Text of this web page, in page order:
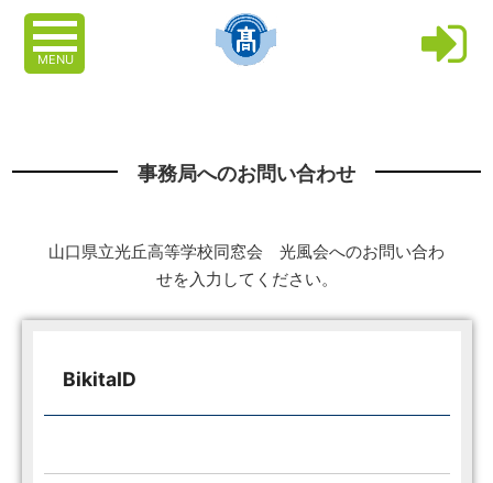
MENU
事務局へのお問い合わせ
山口県立光丘高等学校同窓会 光風会へのお問い合わ
せを入力してください。
BikitaID